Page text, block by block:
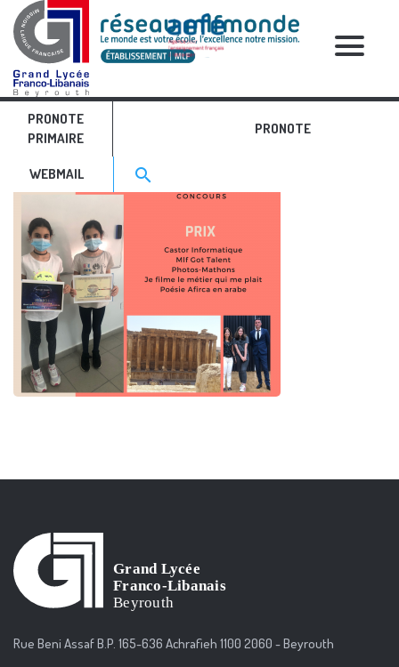
PRONOTE
PRIMAIRE
PRONOTE
WEBMAIL Search for:>
search
RELATIVE POSTS
18
Rue Beni Assaf B.P. 165-636 Achrafieh 1100 2060 - Beyrouth